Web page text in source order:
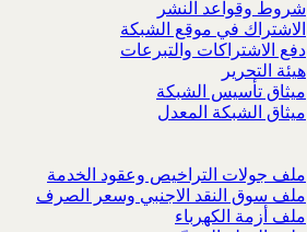
شروط وقواعد النشر
الاشتراك في موقع الشبكة
دفع الاشتراكات والتبرعات
هيئة التحرير
ميثاق تأسيس الشبكة
ميثاق الشبكة المعدل
ملف جولات التراخيص وعقود الخدمة
ملف سوق النقد الاجنبي وسعر الصرف
ملف أزمة الكهرباء